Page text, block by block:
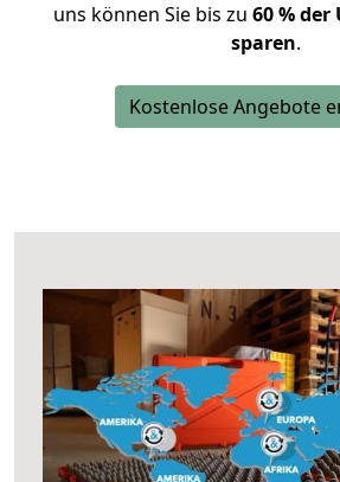
uns können Sie bis zu 60 %
sparen.
Kostenlose Angebote